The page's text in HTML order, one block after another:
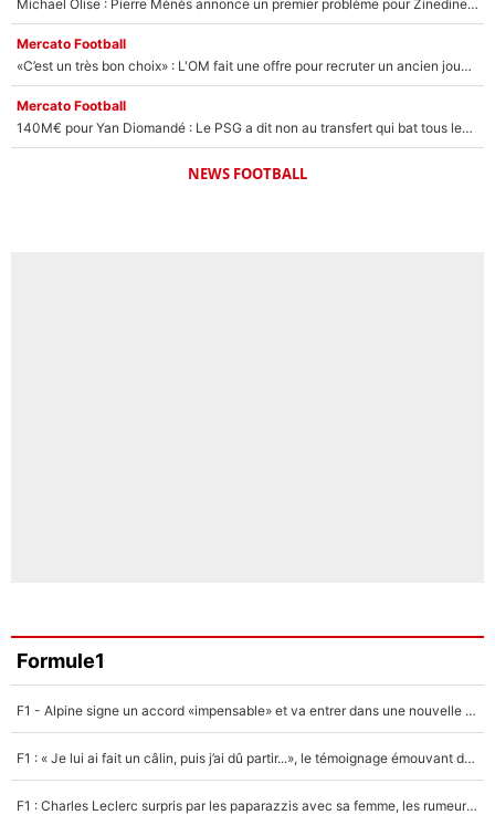
Michael Olise : Pierre Ménès annonce un premier problème pour Zinedine Zidane en équipe de France
Mercato Football
«C’est un très bon choix» : L'OM fait une offre pour recruter un ancien joueur du PSG... et c'est validé dans l'After Foot !
Mercato Football
140M€ pour Yan Diomandé : Le PSG a dit non au transfert qui bat tous les records sur le mercato
NEWS FOOTBALL
Formule1
F1 - Alpine signe un accord «impensable» et va entrer dans une nouvelle dimension : Grande nouvelle pour Pierre Gasly !
F1 : « Je lui ai fait un câlin, puis j’ai dû partir...», le témoignage émouvant de Max Verstappen sur sa fille
F1 : Charles Leclerc surpris par les paparazzis avec sa femme, les rumeurs étaient vraies !